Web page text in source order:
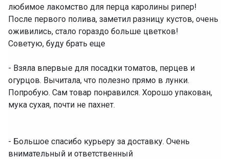
любимое лакомство для перца каролины рипер!
После первого полива, заметил разницу кустов, очень
оживились, стало гораздо больше цветков!
Советую, буду брать еще
- Взяла впервые для посадки томатов, перцев и
огурцов. Вычитала, что полезно прямо в лунки.
Попробую. Сам товар понравился. Хорошо упакован,
мука сухая, почти не пахнет.
- Большое спасибо курьеру за доставку. Очень
внимательный и ответственный